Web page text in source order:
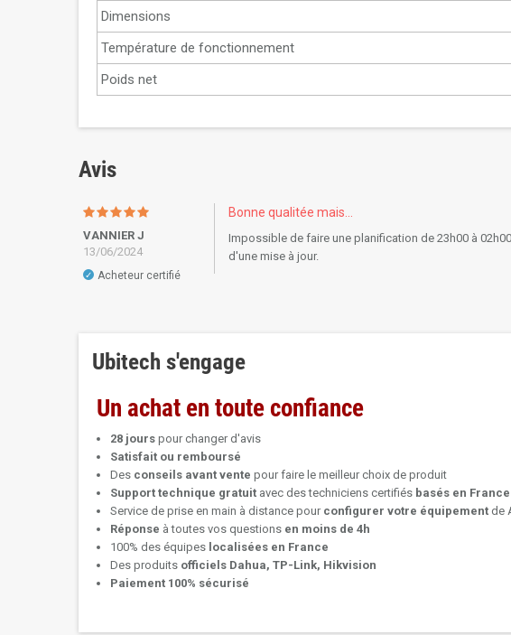
Dimensions
Température de fonctionnement
Poids net
Avis
VANNIER J
13/06/2024
✓ Acheteur certifié
Bonne qualitée mais...
Impossible de faire une planification de 23h00 à
d'une mise à jour.
Ubitech s'engage
Un achat en toute confiance
28 jours pour changer d'avis
Satisfait ou remboursé
Des conseils avant vente pour faire le meilleur choix de produit
Support technique gratuit avec des techniciens certifiés basés en France
Service de prise en main à distance pour configurer votre équipement de
Réponse à toutes vos questions en moins de 4h
100% des équipes localisées en France
Des produits officiels Dahua, TP-Link, Hikvision
Paiement 100% sécurisé